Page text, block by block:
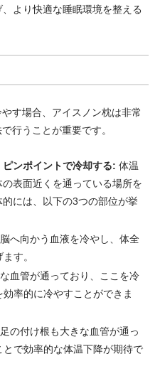
より快適な睡眠環境を整える
す場合、アイスノン枕は非常
行うことが重要です。
ンポイントで冷却する: 体温
表面近くを通っている場所を
には、以下の3つの部位が挙
脳へ向かう血液を冷やし、体全
す。
血管が通っており、ここを冷
率的に冷やすことができま
足の付け根も大きな血管が通っ
で効率的な体温下降が期待で